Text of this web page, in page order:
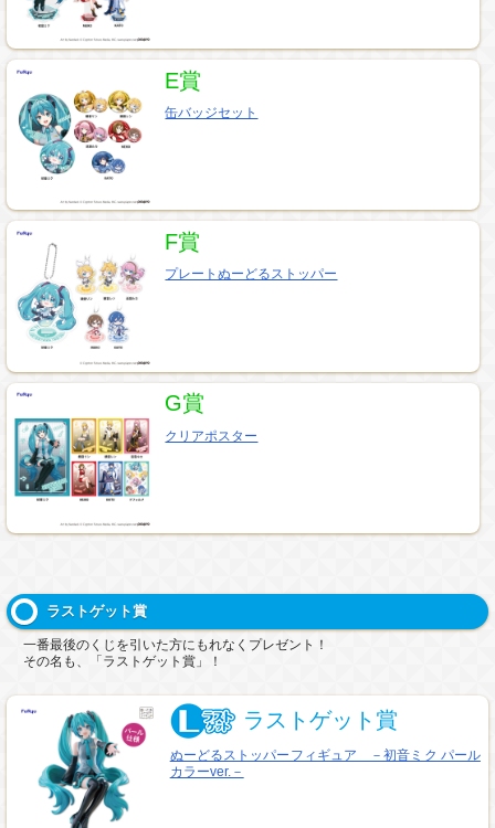
E賞
缶バッジセット
F賞
プレートぬーどるストッパー
G賞
クリアポスター
ラストゲット賞
一番最後のくじを引いた方にもれなくプレゼント！
その名も、「ラストゲット賞」！
ラストゲット賞
ぬーどるストッパーフィギュア －初音ミク パール
カラーver.－